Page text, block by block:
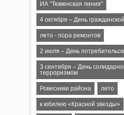
ИА "Тюменская линия"
4 октября – День
лето - пора ремонтов
2 июля – День
3 сентября – День
терроризмом
Ровесники района лето
к юбилею «Красной звезды»